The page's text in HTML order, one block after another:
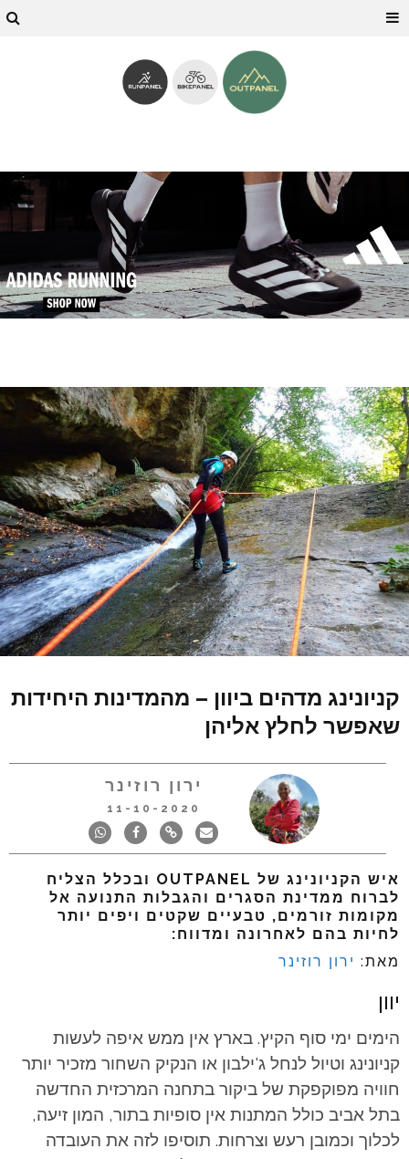
קניונינג מדהים ביוון – מהמדינות היחידות
שאפשר לחלץ אליהן
ירון רוזינר
11-10-2020
איש הקניונינג של OUTPANEL ובכלל הצליח
לברוח ממדינת הסגרים והגבלות התנועה אל
מקומות זורמים, טבעיים שקטים ויפים יותר
לחיות בהם לאחרונה ומדווח:
מאת: ירון רוזינר
יוון
הימים ימי סוף הקיץ. בארץ אין ממש איפה לעשות
קניונינג וטיול לנחל ג'ילבון או הנקיק השחור מזכיר יותר
חוויה מפוקפקת של ביקור בתחנה המרכזית החדשה
בתל אביב כולל המתנות אין סופיות בתור, המון זיעה,
לכלוך וכמובן רעש וצרחות. תוסיפו לזה את העובדה